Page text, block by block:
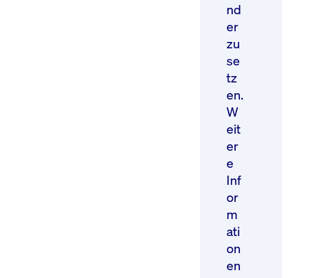
nd
er
zu
se
tz
en.
W
eit
er
e
Inf
or
m
ati
on
en